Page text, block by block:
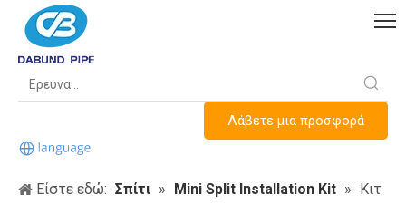
Λάβετε μια προσφορά
Είστε εδώ: Σπίτι » Mini Split Installation Kit » Κιτ